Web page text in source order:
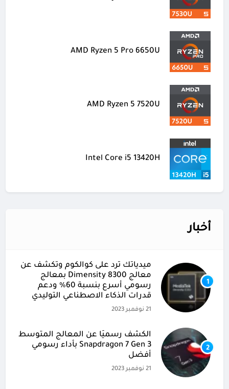
AMD Ryzen 5 Pro 6650U
AMD Ryzen 5 7520U
Intel Core i5 13420H
أخبار
1
ميدياتك ترد على كوالكوم وتكشف عن
معالج Dimensity 8300 بمعالج
رسومي أسرع بنسبة 60% ودعم
قدرات الذكاء الاصطناعي التوليدي
21 نوفمبر 2023
2
الكشف رسميًا عن المعالج المتوسط
Snapdragon 7 Gen 3 بأداء رسومي
أفضل
21 نوفمبر 2023